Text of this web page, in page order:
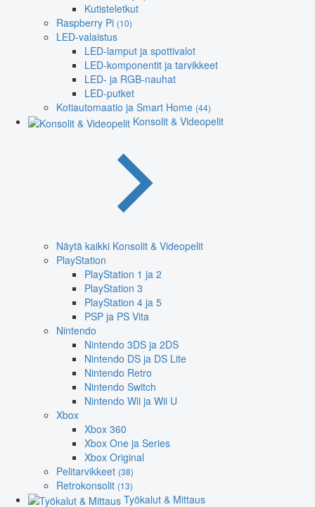
Kutisteletkut
Raspberry Pi (10)
LED-valaistus
LED-lamput ja spottivalot
LED-komponentit ja tarvikkeet
LED- ja RGB-nauhat
LED-putket
Kotiautomaatio ja Smart Home (44)
Konsolit & Videopelit
Näytä kaikki Konsolit & Videopelit
PlayStation
PlayStation 1 ja 2
PlayStation 3
PlayStation 4 ja 5
PSP ja PS Vita
Nintendo
Nintendo 3DS ja 2DS
Nintendo DS ja DS Lite
Nintendo Retro
Nintendo Switch
Nintendo Wii ja Wii U
Xbox
Xbox 360
Xbox One ja Series
Xbox Original
Pelitarvikkeet (38)
Retrokonsolit (13)
Työkalut & Mittaus